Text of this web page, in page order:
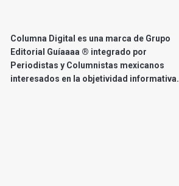
Columna Digital es una marca de Grupo
Editorial Guíaaaa ® integrado por
Periodistas y Columnistas mexicanos
interesados en la objetividad informativa.